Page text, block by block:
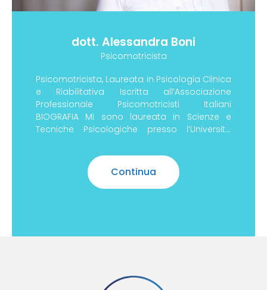
dott. Alessandra Boni
Psicomotricista
Psicomotricista, Laureata in Psicologia Clinica
e Riabilitativa Iscritta all’Associazione
Professionale Psicomotricisti Italiani
BIOGRAFIA Mi sono laureata in Scienze e
Tecniche Psicologiche presso l’Università
Continua